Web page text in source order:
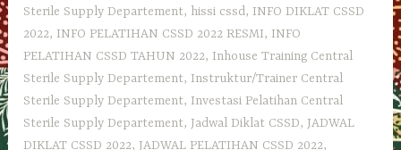
Sterile Supply Departement, hissi cssd, INFO DIKLAT CSSD
2022, INFO PELATIHAN CSSD 2022 RESMI, INFO
PELATIHAN CSSD TAHUN 2022, Inhouse Training Central
Sterile Supply Departement, Instruktur/Trainer Central
Sterile Supply Departement, Investasi Pelatihan Central
Sterile Supply Departement, Jadwal Diklat CSSD, JADWAL
DIKLAT CSSD 2022, JADWAL PELATIHAN CSSD 2022,